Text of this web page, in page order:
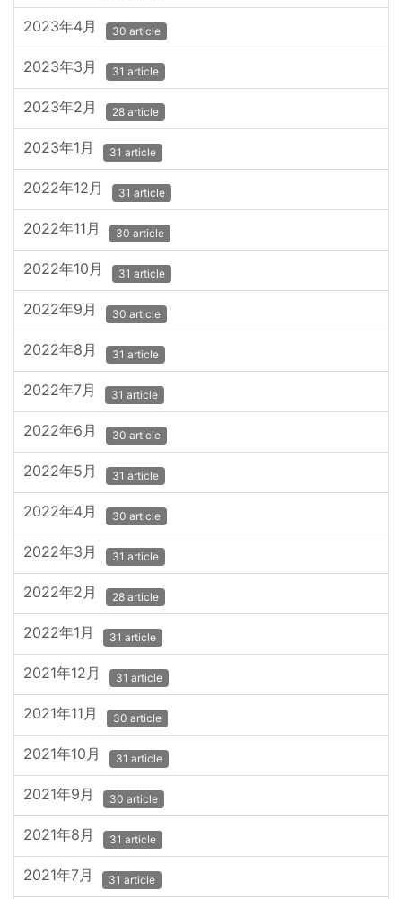
2023年4月 30 article
2023年3月 31 article
2023年2月 28 article
2023年1月 31 article
2022年12月 31 article
2022年11月 30 article
2022年10月 31 article
2022年9月 30 article
2022年8月 31 article
2022年7月 31 article
2022年6月 30 article
2022年5月 31 article
2022年4月 30 article
2022年3月 31 article
2022年2月 28 article
2022年1月 31 article
2021年12月 31 article
2021年11月 30 article
2021年10月 31 article
2021年9月 30 article
2021年8月 31 article
2021年7月 31 article